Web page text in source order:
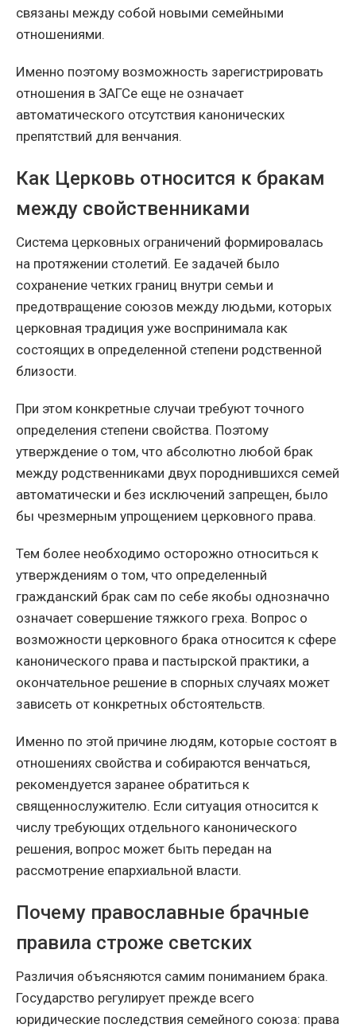
связаны между собой новыми семейными
отношениями.
Именно поэтому возможность зарегистрировать
отношения в ЗАГСе еще не означает
автоматического отсутствия канонических
препятствий для венчания.
Как Церковь относится к бракам
между свойственниками
Система церковных ограничений формировалась
на протяжении столетий. Ее задачей было
сохранение четких границ внутри семьи и
предотвращение союзов между людьми, которых
церковная традиция уже воспринимала как
состоящих в определенной степени родственной
близости.
При этом конкретные случаи требуют точного
определения степени свойства. Поэтому
утверждение о том, что абсолютно любой брак
между родственниками двух породнившихся семей
автоматически и без исключений запрещен, было
бы чрезмерным упрощением церковного права.
Тем более необходимо осторожно относиться к
утверждениям о том, что определенный
гражданский брак сам по себе якобы однозначно
означает совершение тяжкого греха. Вопрос о
возможности церковного брака относится к сфере
канонического права и пастырской практики, а
окончательное решение в спорных случаях может
зависеть от конкретных обстоятельств.
Именно по этой причине людям, которые состоят в
отношениях свойства и собираются венчаться,
рекомендуется заранее обратиться к
священнослужителю. Если ситуация относится к
числу требующих отдельного канонического
решения, вопрос может быть передан на
рассмотрение епархиальной власти.
Почему православные брачные
правила строже светских
Различия объясняются самим пониманием брака.
Государство регулирует прежде всего
юридические последствия семейного союза: права